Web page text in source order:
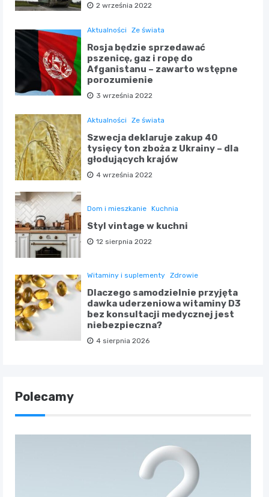
2 września 2022
Aktualności Ze świata
Rosja będzie sprzedawać
pszenicę, gaz i ropę do
Afganistanu – zawarto wstępne
porozumienie
3 września 2022
Aktualności Ze świata
Szwecja deklaruje zakup 40
tysięcy ton zboża z Ukrainy – dla
głodujących krajów
4 września 2022
Dom i mieszkanie Kuchnia
Styl vintage w kuchni
12 sierpnia 2022
Witaminy i suplementy Zdrowie
Dlaczego samodzielnie przyjęta
dawka uderzeniowa witaminy D3
bez konsultacji medycznej jest
niebezpieczna?
4 sierpnia 2026
Polecamy